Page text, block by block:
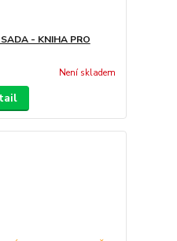
- KNIHA PRO
Není skladem